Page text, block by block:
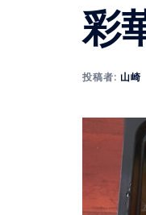
彩
投稿者: 山崎